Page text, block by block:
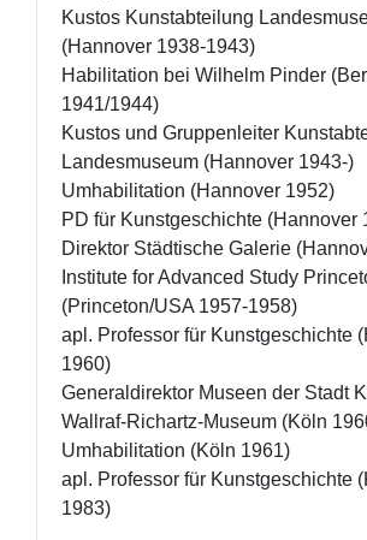
Kustos Kunstabteilung
(Hannover 1938-1943)
Habilitation bei Wilhelm Pinder
1941/1944)
Kustos und Gruppenleiter
Landesmuseum (Hannover 1943-)
Umhabilitation (Hannover 1952)
PD für Kunstgeschichte (Hannover
Direktor Städtische Galerie
Institute for Advanced Study
(Princeton/USA 1957-1958)
apl. Professor für Kunstgeschichte
1960)
Generaldirektor Museen der Stadt
Wallraf-Richartz-Museum (Köln
Umhabilitation (Köln 1961)
apl. Professor für Kunstgeschichte
1983)